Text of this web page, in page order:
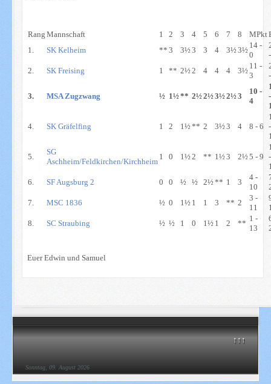
↑↑↑
Sonntag, 09. August 2026
Rang Mannschaft 1 2 3 4 5 6 7 8 MPkt
1.
SK Kelheim ** 3 3½ 3 3 4 3½ 3½
14 -
0
2.
SK Freising 1 ** 2½ 2 4 4 4 3½
11 -
3
3. MSA Zugzwang ½ 1½ ** 2½ 2½ 3½ 2½ 3
10 -
4
-
4. SK Gräfelfing 1 2 1½ ** 2 3½ 3 4 8 - 6
-
5.
SG
Aschheim/Feldkirchen/Kirchheim
1 0 1½ 2 ** 1½ 3 2½ 5 - 9
-
6.
SF Augsburg 2 0 0 ½ ½ 2½ ** 1 3
4 -
10
7.
MSC 1836 ½ 0 1½ 1 1 3 ** 2
3 -
11
8.
SC Straubing ½ ½ 1 0 1½ 1 2 **
1 -
13
Euer Edwin und Samuel